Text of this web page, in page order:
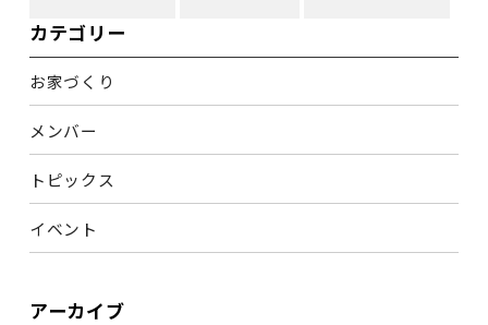
カテゴリー
お家づくり
メンバー
トピックス
イベント
アーカイブ